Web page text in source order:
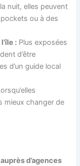
nuit, elles peuvent
ou à des
: Plus exposées
d’être
d’un guide local
mieux changer de
d’agences